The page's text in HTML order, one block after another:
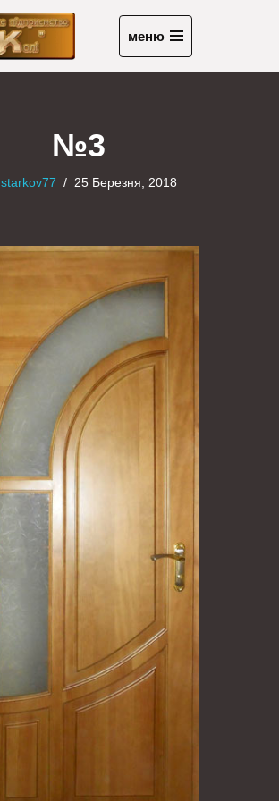
меню
№3
starkov77 25 Березня, 2018